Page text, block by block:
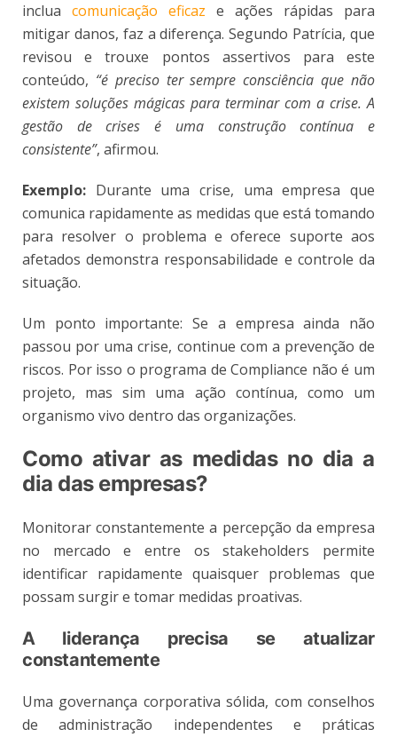
inclua comunicação eficaz e ações rápidas para
mitigar danos, faz a diferença. Segundo Patrícia, que
revisou e trouxe pontos assertivos para este
conteúdo, “é preciso ter sempre consciência que não
existem soluções mágicas para terminar com a crise. A
gestão de crises é uma construção contínua e
consistente”, afirmou.
Exemplo: Durante uma crise, uma empresa que
comunica rapidamente as medidas que está tomando
para resolver o problema e oferece suporte aos
afetados demonstra responsabilidade e controle da
situação.
Um ponto importante: Se a empresa ainda não
passou por uma crise, continue com a prevenção de
riscos. Por isso o programa de Compliance não é um
projeto, mas sim uma ação contínua, como um
organismo vivo dentro das organizações.
Como ativar as medidas no dia a
dia das empresas?
Monitorar constantemente a percepção da empresa
no mercado e entre os stakeholders permite
identificar rapidamente quaisquer problemas que
possam surgir e tomar medidas proativas.
A liderança precisa se atualizar
constantemente
Uma governança corporativa sólida, com conselhos
de administração independentes e práticas